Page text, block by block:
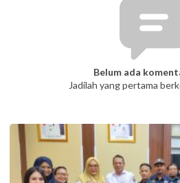
Belum ada
Jadilah yang pertama